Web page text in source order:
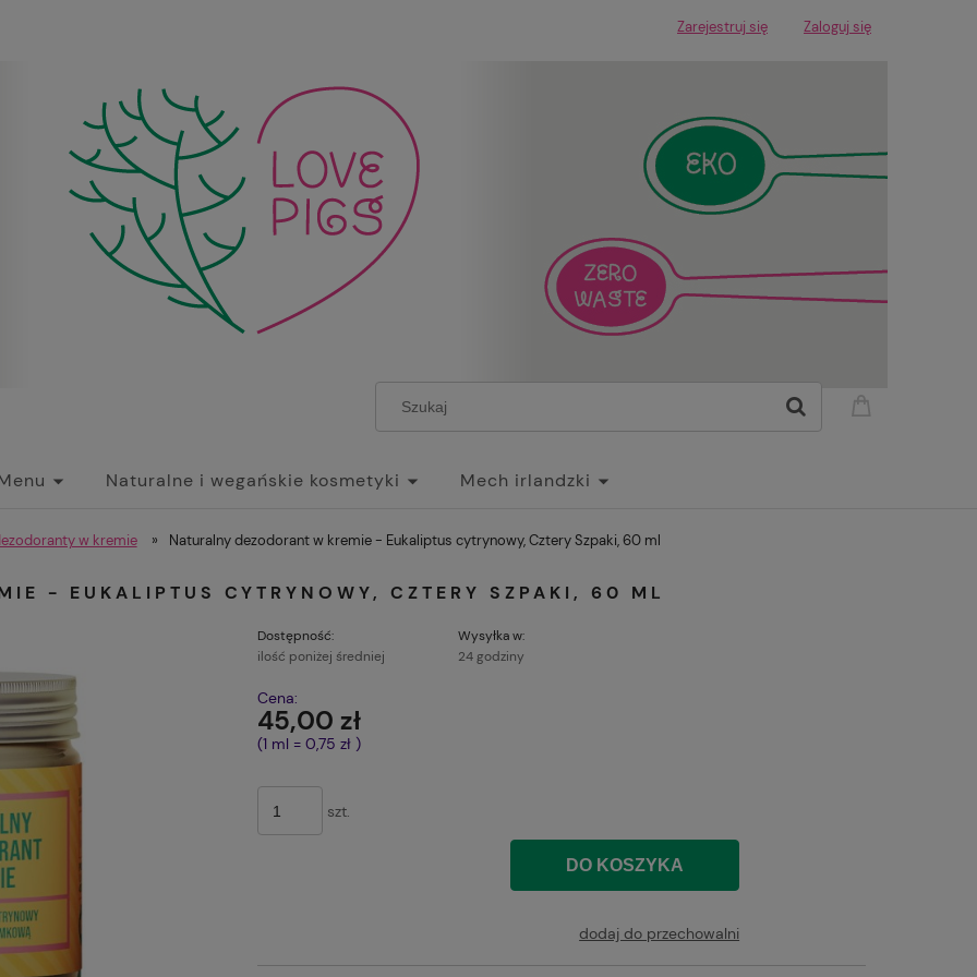
Zarejestruj się Zaloguj się
Naturalne i wegańskie kosmetyki Mech irlandzki
w kremie » Naturalny dezodorant w kremie - Eukaliptus cytrynowy, Cztery Szpaki, 60 ml
- EUKALIPTUS CYTRYNOWY, CZTERY SZPAKI, 60 ML
Dostępność:
ilość poniżej średniej
Wysyłka w:
24 godziny
Cena:
45,00 zł
(1 ml =0,75 zł )
szt.
DO KOSZYKA
dodaj do przechowalni